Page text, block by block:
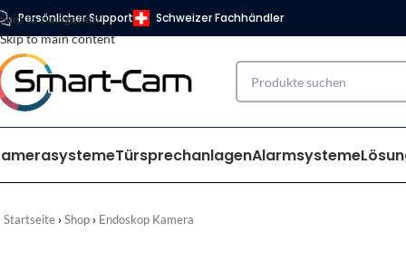
Skip to navigation
Skip to main content
Persönlicher Support Schweizer Fachhändler
TürsprechanlagenAlarmsysteme
Startseite Shop Endoskop Kamera